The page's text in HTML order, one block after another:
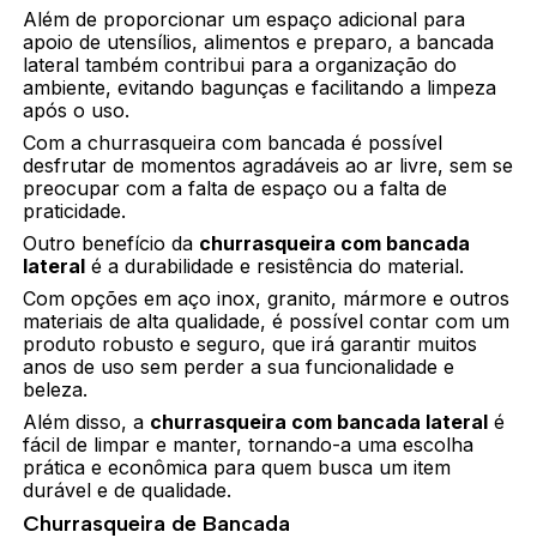
Além de proporcionar um espaço adicional para
apoio de utensílios, alimentos e preparo, a bancada
lateral também contribui para a organização do
ambiente, evitando bagunças e facilitando a limpeza
após o uso.
Com a churrasqueira com bancada é possível
desfrutar de momentos agradáveis ao ar livre, sem se
preocupar com a falta de espaço ou a falta de
praticidade.
Outro benefício da churrasqueira com bancada
lateral é a durabilidade e resistência do material.
Com opções em aço inox, granito, mármore e outros
materiais de alta qualidade, é possível contar com um
produto robusto e seguro, que irá garantir muitos
anos de uso sem perder a sua funcionalidade e
beleza.
Além disso, a churrasqueira com bancada lateral é
fácil de limpar e manter, tornando-a uma escolha
prática e econômica para quem busca um item
durável e de qualidade.
Churrasqueira de Bancada